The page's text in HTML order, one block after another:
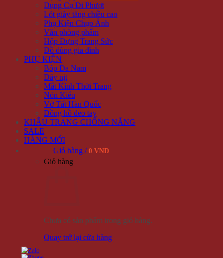
Dụng Cụ Đi Phượt
Lót giày tăng chiều cao
Phụ Kiện Chụp Ảnh
Văn phòng phẩm
Hộp Đựng Trang Sức
Đồ dùng gia đình
PHỤ KIỆN
Bóp Da Nam
Dây nịt
Mắt Kính Thời Trang
Nón Kiểu
Vớ Tất Hàn Quốc
Đồng hồ đeo tay
KHẨU TRANG CHỐNG NẮNG
SALE
HÀNG MỚI
Giỏ hàng / 0 VNĐ
Giỏ hàng
Chưa có sản phẩm trong giỏ hàng.
Quay trở lại cửa hàng